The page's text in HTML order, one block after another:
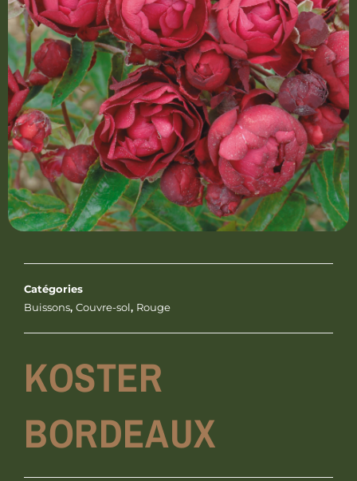
Catégories
Buissons, Couvre-sol, Rouge
KOSTER
BORDEAUX